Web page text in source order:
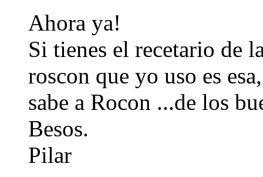
Ahora ya!
Si tienes el recetario de
roscon que yo uso es
sabe a Rocon ...de los
Besos.
Pilar